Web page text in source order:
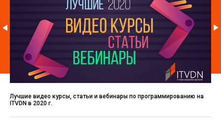
Лучшие видео курсы, статьи и вебинары по программированию на
ITVDN в 2020 г.